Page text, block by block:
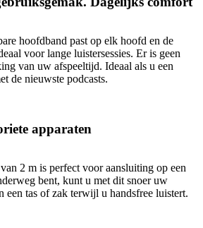
hoofdband past op elk hoofd en de
voor lange luistersessies. Er is geen
van uw afspeeltijd. Ideaal als u een
de nieuwste podcasts.
apparaten
2 m is perfect voor aansluiting op een
bent, kunt u met dit snoer uw
een tas of zak terwijl u handsfree luistert.